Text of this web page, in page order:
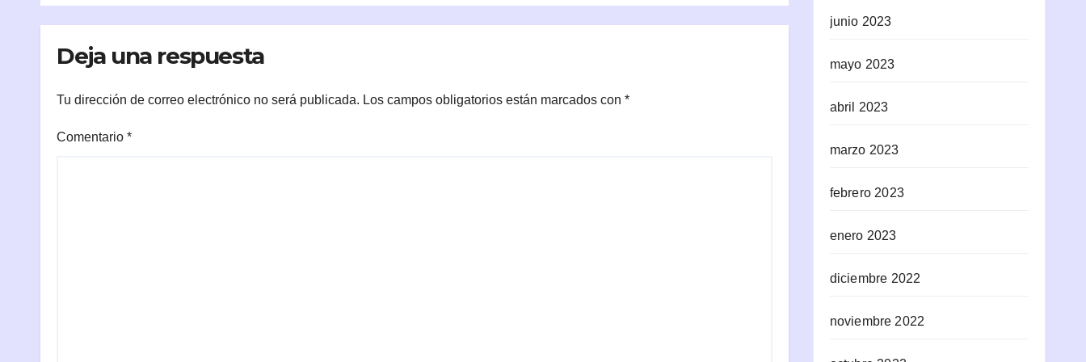
Deja una respuesta
Tu dirección de correo electrónico no será publicada. Los campos obligatorios están marcados con *
Comentario *
junio 2023
mayo 2023
abril 2023
marzo 2023
febrero 2023
enero 2023
diciembre 2022
noviembre 2022